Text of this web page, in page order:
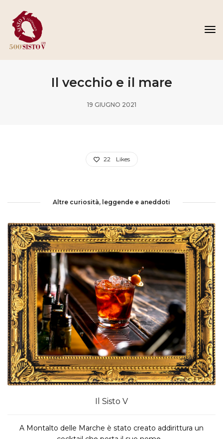
Il vecchio e il mare
19 GIUGNO 2021
22 Likes
Altre curiosità, leggende e aneddoti
Il Sisto V
A Montalto delle Marche è stato creato addirittura un